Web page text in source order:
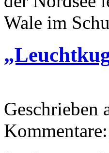
Wale im
Geschrieben
Kommentare: